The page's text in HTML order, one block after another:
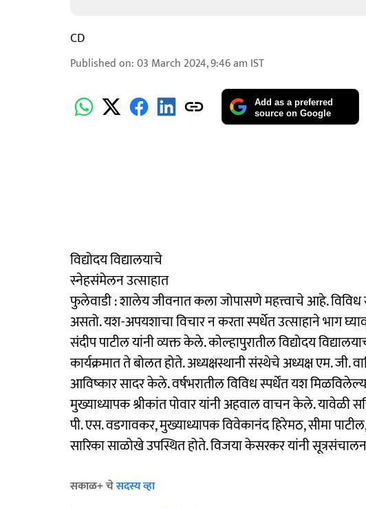
CD
Published on:03 March 2024, 9:46 am IST
Add as a preferred
source on Google
विद्योदय विद्यालयाचे
स्नेहसंमेलन उत्साहात
फुलेवाडी : शालेय जीवनात कला जोपासणे महत्त्वाचे आहे. विविध
असतो. यश-अपयशाचा विचार न करता स्पर्धेत उत्साहाने भाग
संदीप पाटील यांनी व्यक्त केले. कोल्हापुरातील विद्योदय
कार्यक्रमात ते बोलत होते. अध्यक्षस्थानी संस्थेचे अध्यक्ष एम. जी.
आविष्कार सादर केले. वर्षभरातील विविध स्पर्धेंत यश
मुख्याध्यापक श्रीकांत पोवार यांनी अहवाल वाचन केले. यावेळी
पी. एस. वडगावकर, मुख्याध्यापक विवेकानंद हिरेमठ, सीमा
सारिका साळोखे उपस्थित होते. विजया केसरकर यांनी
सकाळ+ चेसदस्य व्हा